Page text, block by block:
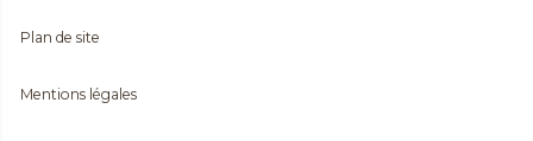
Plan de site
Mentions légales